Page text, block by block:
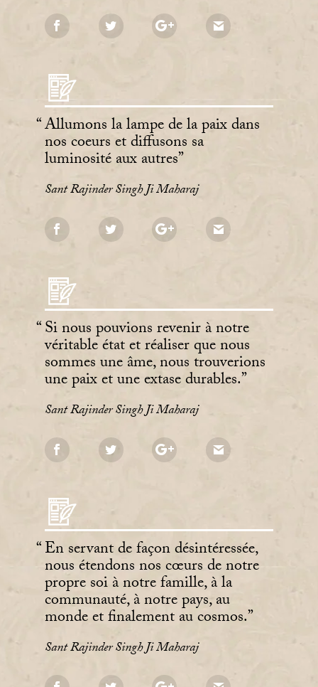
Allumons la lampe de la paix dans
nos coeurs et diffusons sa
luminosité aux autres
Sant Rajinder Singh Ji Maharaj
Si nous pouvions revenir à notre
véritable état et réaliser que nous
sommes une âme, nous trouverions
une paix et une extase durables.
Sant Rajinder Singh Ji Maharaj
En servant de façon désintéressée,
nous étendons nos cœurs de notre
propre soi à notre famille, à la
communauté, à notre pays, au
monde et finalement au cosmos.
Sant Rajinder Singh Ji Maharaj